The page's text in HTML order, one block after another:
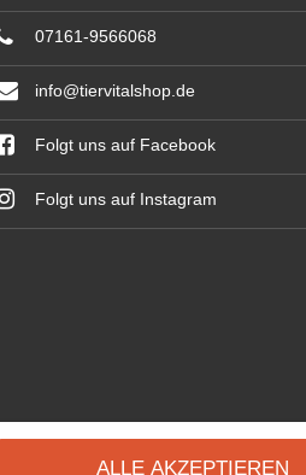
07161-9566068
info@tiervitalshop.de
Folgt uns auf Facebook
Folgt uns auf Instagram
ALLE AKZEPTIEREN